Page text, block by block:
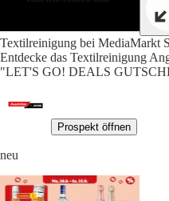
Textilreinigung bei MediaMarkt
Entdecke das Textilreinigung
"LET'S GO! DEALS
Prospekt öffnen
neu